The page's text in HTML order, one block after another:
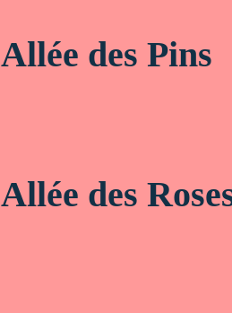
Allée des Pins
Allée des